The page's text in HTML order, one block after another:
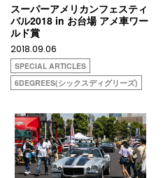
スーパーアメリカンフェスティ
バル2018 in お台場 アメ車ワー
ルド賞
2018.09.06
SPECIAL ARTICLES
6DEGREES(シックスディグリーズ)